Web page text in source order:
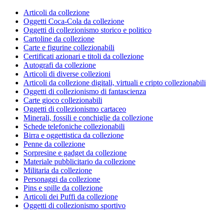
Articoli da collezione
Oggetti Coca-Cola da collezione
Oggetti di collezionismo storico e politico
Cartoline da collezione
Carte e figurine collezionabili
Certificati azionari e titoli da collezione
Autografi da collezione
Articoli di diverse collezioni
Articoli da collezione digitali, virtuali e cripto collezionabili
Oggetti di collezionismo di fantascienza
Carte gioco collezionabili
Oggetti di collezionismo cartaceo
Minerali, fossili e conchiglie da collezione
Schede telefoniche collezionabili
Birra e oggettistica da collezione
Penne da collezione
Sorpresine e gadget da collezione
Materiale pubblicitario da collezione
Militaria da collezione
Personaggi da collezione
Pins e spille da collezione
Articoli dei Puffi da collezione
Oggetti di collezionismo sportivo